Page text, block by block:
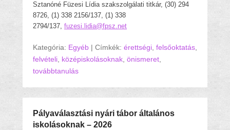
Sztanóné Füzesi Lídia szakszolgálati titkár, (30) 294
8726, (1) 338 2156/137, (1) 338
2794/137, fuzesi.lidia@fpsz.net
Kategória: Egyéb | Címkék: érettségi felsőoktatás
felvételi középiskolásoknak önismeret
továbbtanulás
Pályaválasztási nyári tábor általános
iskolásoknak – 2026